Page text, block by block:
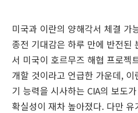
미국과 이란의 양해각서 체결 가
종전 기대감은 하루 만에 반전된
서 미국이 호르무즈 해협 프로젝
개할 것이라고 언급한 가운데,
기 능력을 시사하는 CIA의 보도
확실성이 재차 높아졌다. 다만 유